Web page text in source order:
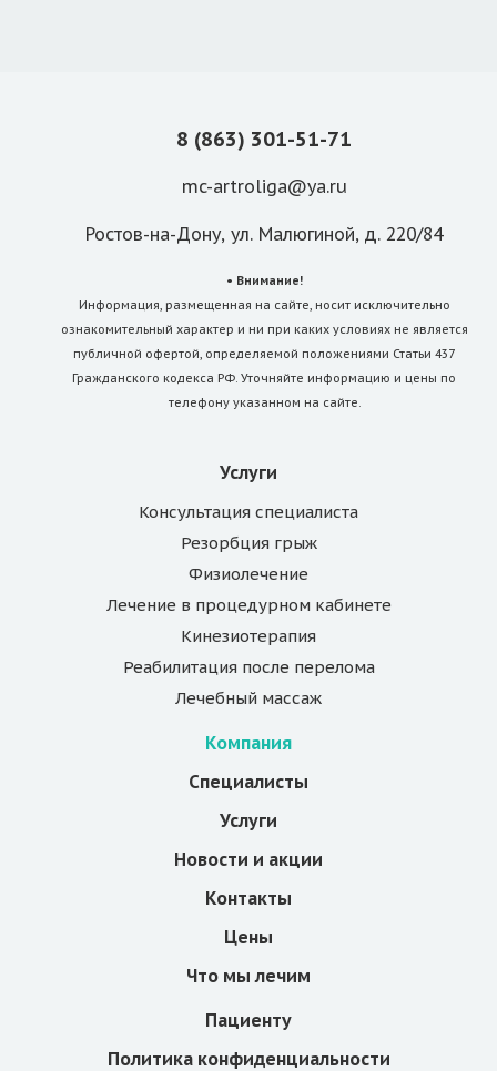
8 (863) 301-51-71
mc-artroliga@ya.ru
Ростов-на-Дону, ул. Малюгиной, д. 220/84
• Внимание!
Информация, размещенная на сайте, носит исключительно
ознакомительный характер и ни при каких условиях не является
публичной офертой, определяемой положениями Статьи 437
Гражданского кодекса РФ. Уточняйте информацию и цены по
телефону указанном на сайте.
Услуги
Консультация специалиста
Резорбция грыж
Физиолечение
Лечение в процедурном кабинете
Кинезиотерапия
Реабилитация после перелома
Лечебный массаж
Компания
Специалисты
Услуги
Новости и акции
Контакты
Цены
Что мы лечим
Пациенту
Политика конфиденциальности